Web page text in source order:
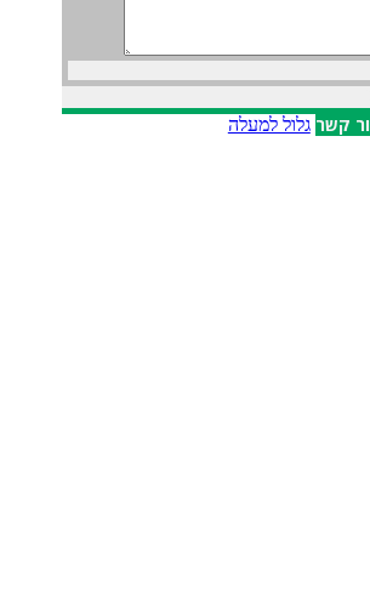
גלול למעלה